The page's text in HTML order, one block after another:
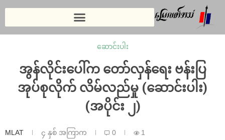
ဆောင်းပါး
အွန်လိုင်းပေါ်က တော်လှန်ရေး ဗန်းပြ
အုပ်စုလိုက် လိမ်လည်မှု (ဆောင်းပါး)
(အပိုင်း ၂)
MLAT ၄ နှစ် အကြာက 0 1